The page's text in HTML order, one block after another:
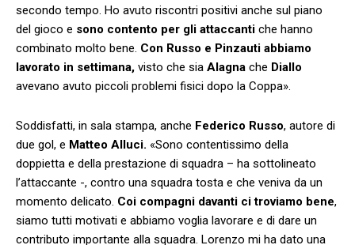
secondo tempo. Ho avuto riscontri positivi anche sul piano
del gioco e sono contento per gli attaccanti che hanno
combinato molto bene. Con Russo e Pinzauti abbiamo
lavorato in settimana, visto che sia Alagna che Diallo
avevano avuto piccoli problemi fisici dopo la Coppa».
Soddisfatti, in sala stampa, anche Federico Russo, autore di
due gol, e Matteo Alluci. «Sono contentissimo della
doppietta e della prestazione di squadra – ha sottolineato
l’attaccante -, contro una squadra tosta e che veniva da un
momento delicato. Coi compagni davanti ci troviamo bene,
siamo tutti motivati e abbiamo voglia lavorare e di dare un
contributo importante alla squadra. Lorenzo mi ha dato una